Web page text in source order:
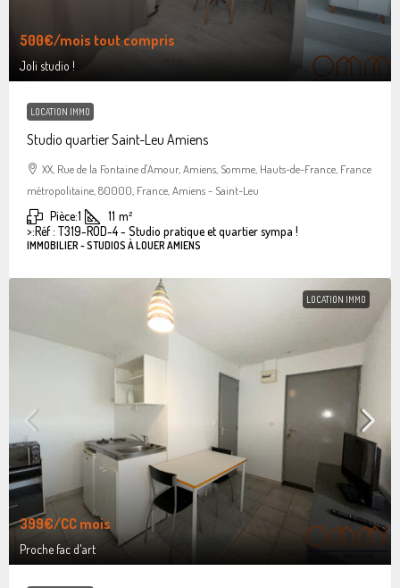
500€/mois tout compris
Joli studio !
LOCATION IMMO
Studio quartier Saint-Leu Amiens
XX, Rue de la Fontaine d'Amour, Amiens, Somme, Hauts-de-France, France
métropolitaine, 80000, France, Amiens - Saint-Leu
Pièce:1 11 m²
>:Réf : T319-ROD-4 - Studio pratique et quartier sympa !
IMMOBILIER - STUDIOS À LOUER AMIENS
LOCATION IMMO
399€/CC mois
Proche fac d'art